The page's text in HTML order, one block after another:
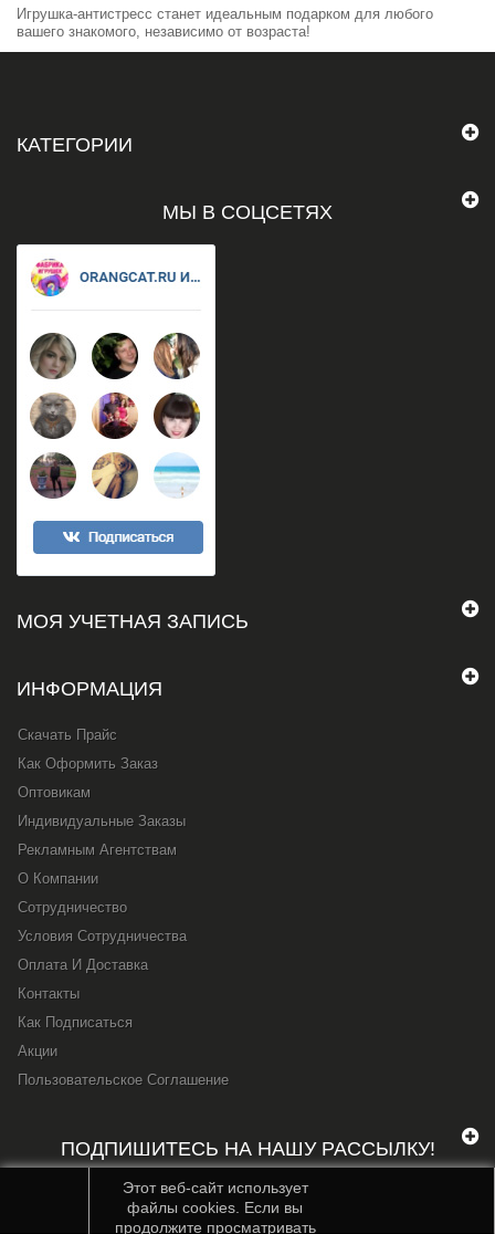
Игрушка-антистресс станет идеальным подарком для любого
вашего знакомого, независимо от возраста!
КАТЕГОРИИ
МЫ В СОЦСЕТЯХ
МОЯ УЧЕТНАЯ ЗАПИСЬ
ИНФОРМАЦИЯ
Скачать Прайс
Как Оформить Заказ
Оптовикам
Индивидуальные Заказы
Рекламным Агентствам
О Компании
Сотрудничество
Условия Сотрудничества
Оплата И Доставка
Контакты
Как Подписаться
Акции
Пользовательское Соглашение
ПОДПИШИТЕСЬ НА НАШУ РАССЫЛКУ!
Этот веб-сайт использует
файлы cookies. Если вы
продолжите просматривать